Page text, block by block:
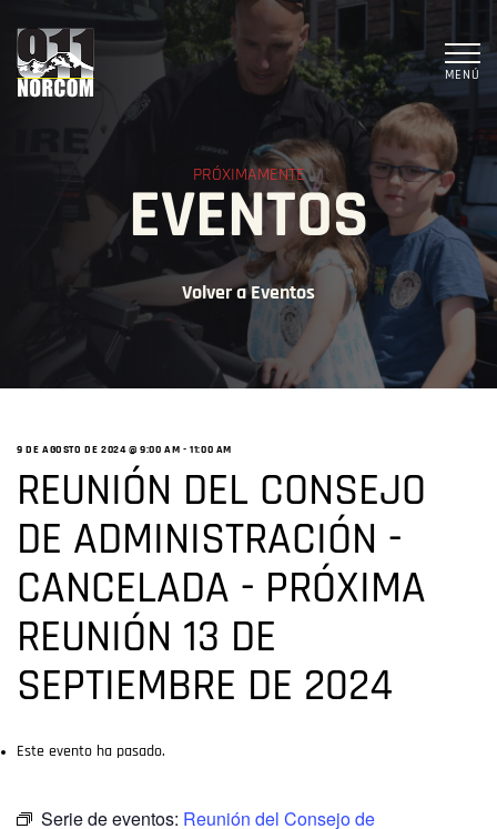
MENÚ
PRÓXIMAMENTE
EVENTOS
Volver a Eventos
9 DE AGOSTO DE 2024 @ 9:00 AM -11:00 AM
REUNIÓN DEL CONSEJO
DE ADMINISTRACIÓN -
CANCELADA - PRÓXIMA
REUNIÓN 13 DE
SEPTIEMBRE DE 2024
Este evento ha pasado.
Serie de eventos: Reunión del Consejo de